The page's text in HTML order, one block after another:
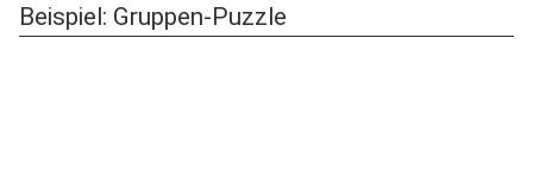
Beispiel: Gruppen-Puzzle